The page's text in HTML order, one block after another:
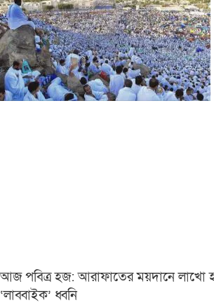
আজ পবিত্র হজ: আরাফাতের ময়দানে লাখো
‘লাব্বাইক’ ধ্বনি